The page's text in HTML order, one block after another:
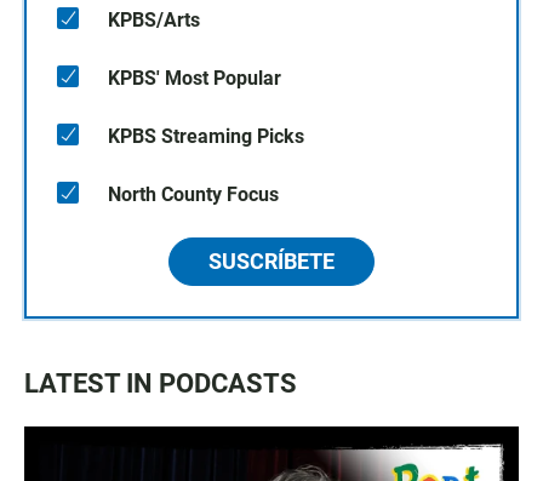
KPBS/Arts
KPBS' Most Popular
KPBS Streaming Picks
North County Focus
SUSCRÍBETE
LATEST IN PODCASTS